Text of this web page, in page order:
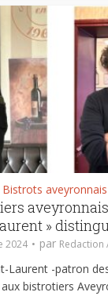
Bistrots aveyronnais
»
2024 par Redaction
Laurent -patron
bistrotiers